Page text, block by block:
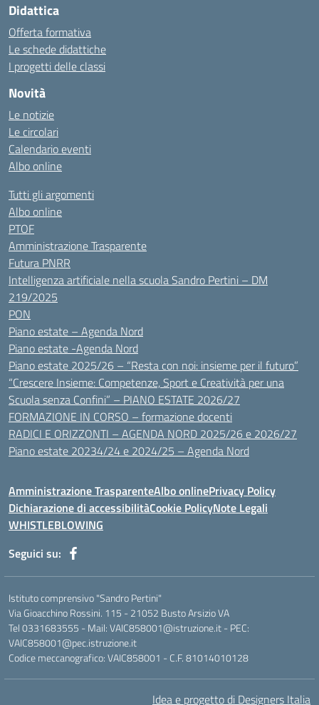
Didattica
Offerta formativa
Le schede didattiche
I progetti delle classi
Novità
Le notizie
Le circolari
Calendario eventi
Albo online
Tutti gli argomenti
Albo online
PTOF
Amministrazione Trasparente
Futura PNRR
Intelligenza artificiale nella scuola Sandro Pertini – DM
219/2025
PON
Piano estate – Agenda Nord
Piano estate -Agenda Nord
Piano estate 2025/26 – “Resta con noi: insieme per il futuro”
“Crescere Insieme: Competenze, Sport e Creatività per una
Scuola senza Confini” – PIANO ESTATE 2026/27
FORMAZIONE IN CORSO – formazione docenti
RADICI E ORIZZONTI – AGENDA NORD 2025/26 e 2026/27
Piano estate 20234/24 e 2024/25 – Agenda Nord
Amministrazione TrasparenteAlbo onlinePrivacy Policy
Dichiarazione di accessibilitàCookie PolicyNote Legali
WHISTLEBLOWING
Seguici su:
Istituto comprensivo "Sandro Pertini"
Via Gioacchino Rossini. 115 - 21052 Busto Arsizio VA
Tel 0331683555 - Mail: VAIC858001@istruzione.it - PEC:
VAIC858001@pec.istruzione.it
Codice meccanografico: VAIC858001 - C.F. 81014010128
Idea e progetto di Designers Italia